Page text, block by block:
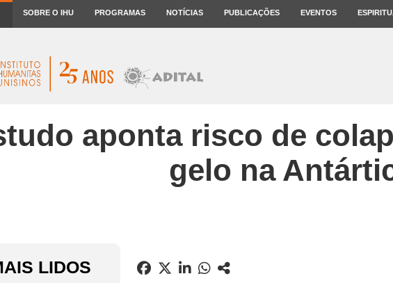
SOBRE O IHU PROGRAMAS NOTÍCIAS PUBLICAÇÕES EVENTOS
aponta risco de
gelo na
LIDOS